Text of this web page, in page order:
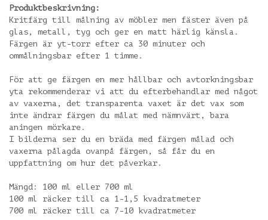
Produktbeskrivning:
Kritfärg till målning av möbler men fäster även på
glas, metall, tyg och ger en matt härlig känsla.
Färgen är yt-torr efter ca 30 minuter och
ommålningsbar efter 1 timme.
För att ge färgen en mer hållbar och avtorkningsbar
yta rekommenderar vi att du efterbehandlar med något
av vaxerna, det transparenta vaxet är det vax som
inte ändrar färgen du målat med nämnvärt, bara
aningen mörkare.
I bilderna ser du en bräda med färgen målad och
vaxerna pålagda ovanpå färgen, så får du en
uppfattning om hur det påverkar.
Mängd: 100 ml eller 700 ml
100 ml räcker till ca 1-1,5 kvadratmeter
700 ml räcker till ca 7-10 kvadratmeter